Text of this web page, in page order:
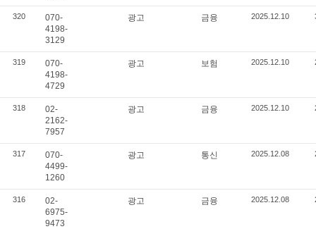
320
070-
4198-
3129
광고 금융 2025.12.10
319
070-
4198-
4729
광고 보험 2025.12.10
318
02-
2162-
7957
광고 금융 2025.12.10
317
070-
4499-
1260
광고 통신 2025.12.08
316
02-
6975-
9473
광고 금융 2025.12.08